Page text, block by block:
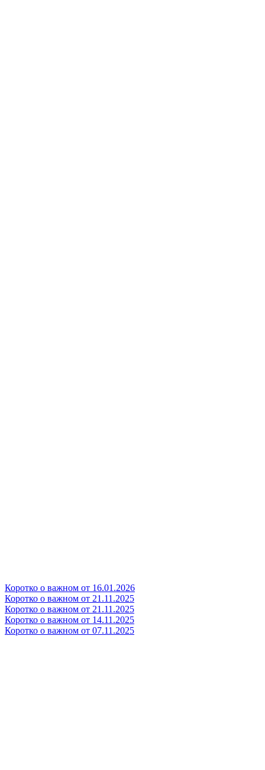
Коротко о важном от 16.01.2026
Коротко о важном от 21.11.2025
Коротко о важном от 21.11.2025
Коротко о важном от 14.11.2025
Коротко о важном от 07.11.2025